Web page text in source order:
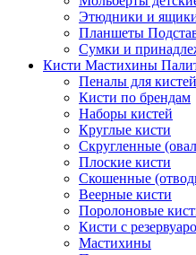
Этюдники и
Планшеты
Сумки и
Кисти Мастихины
Пеналы для кистей
Кисти по брендам
Наборы кистей
Круглые кисти
Скругленные
Плоские кисти
Скошенные
Веерные кисти
Поролоновые
Кисти с
Мастихины